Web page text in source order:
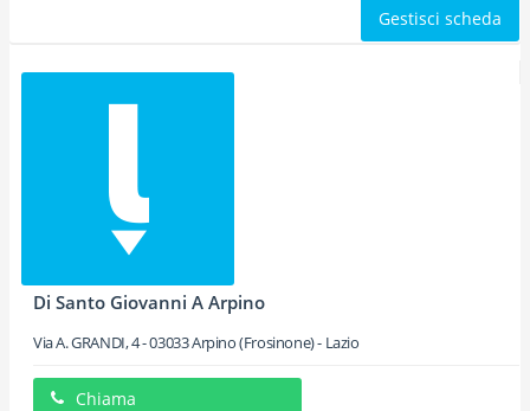
Gestisci scheda
Di Santo Giovanni A Arpino
Via A. GRANDI, 4-03033Arpino(Frosinone) - Lazio
Chiama